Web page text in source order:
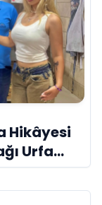
Hikâyesi
Urfa